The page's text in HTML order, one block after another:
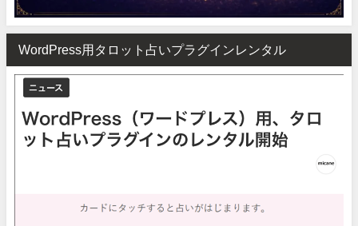
WordPress用タロット占いプラグインレンタル